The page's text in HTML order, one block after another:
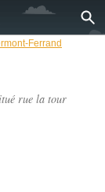
Ferrand
rue la tour